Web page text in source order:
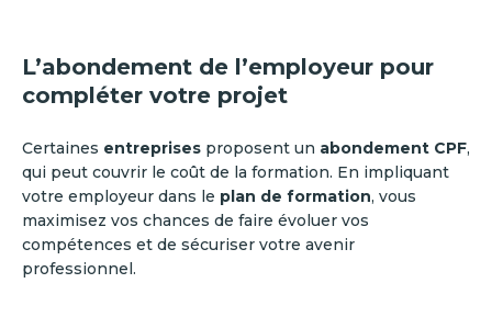
L’abondement de l’employeur pour
compléter votre projet
Certaines entreprises proposent un abondement CPF,
qui peut couvrir le coût de la formation. En impliquant
votre employeur dans le plan de formation, vous
maximisez vos chances de faire évoluer vos
compétences et de sécuriser votre avenir
professionnel.